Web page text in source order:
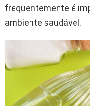
frequentemente é
ambiente saudável.